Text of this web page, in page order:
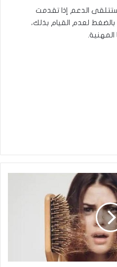
ستتلقى الدعم إذا تقدمت
لعدم القيام بذلك،